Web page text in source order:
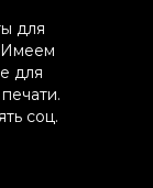
для
Имеем
для
соц.